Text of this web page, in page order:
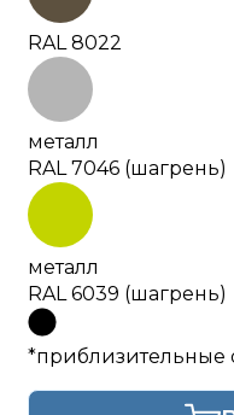
RAL 8022
металл
RAL 7046 (шагрень)
металл
RAL 6039 (шагрень)
*приблизительные